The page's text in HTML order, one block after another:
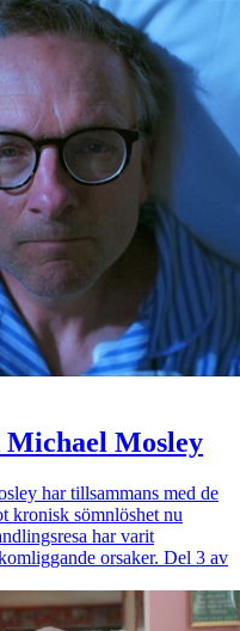
Mosley
har tillsammans med de
kronisk sömnlöshet nu
har varit
orsaker. Del 3 av